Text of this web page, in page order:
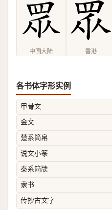
中国大陆 香港
各书体字形实例
甲骨文
金文
楚系简帛
说文小篆
秦系简牍
隶书
传抄古文字